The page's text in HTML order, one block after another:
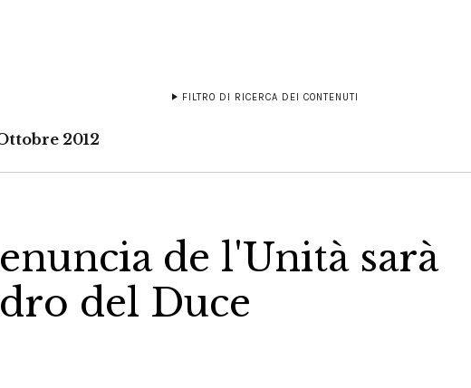
FILTRO DI RICERCA DEI CONTENUTI
2012
de l'Unità sarà
del Duce